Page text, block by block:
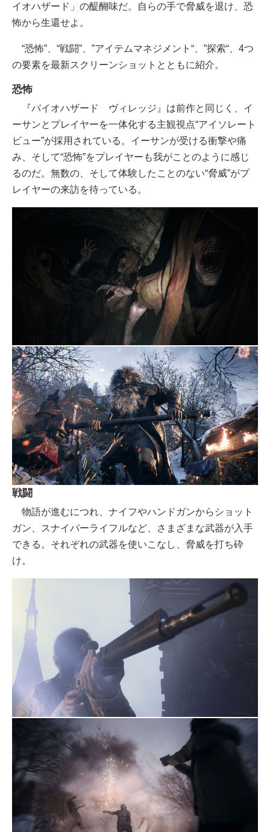
イオハザード」の醍醐味だ。自らの手で脅威を退け、恐
怖から生還せよ。
“恐怖”、“戦闘”、”アイテムマネジメント“、”探索“、4つ
の要素を最新スクリーンショットとともに紹介。
恐怖
『バイオハザード ヴィレッジ』は前作と同じく、イ
ーサンとプレイヤーを一体化する主観視点“アイソレート
ビュー”が採用されている。イーサンが受ける衝撃や痛
み、そして“恐怖”をプレイヤーも我がことのように感じ
るのだ。無数の、そして体験したことのない“脅威”がプ
レイヤーの来訪を待っている。
戦闘
物語が進むにつれ、ナイフやハンドガンからショット
ガン、スナイパーライフルなど、さまざまな武器が入手
できる。それぞれの武器を使いこなし、脅威を打ち砕
け。